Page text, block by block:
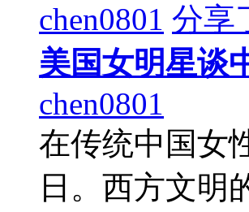
chen0801 分享
美国女明星谈
chen0801
在传统中国女
日。西方文明